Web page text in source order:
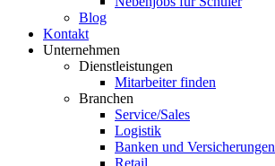
Blog
Kontakt
Unternehmen
Dienstleistungen
Mitarbeiter finden
Branchen
Service/Sales
Logistik
Banken und Versicherungen
Retail